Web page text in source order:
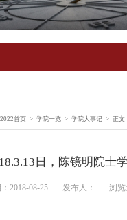
2022首页 > 学院一览 > 学院大事记 > 正文
日，陈镜明院士
：2018-08-25 发布人： 浏览